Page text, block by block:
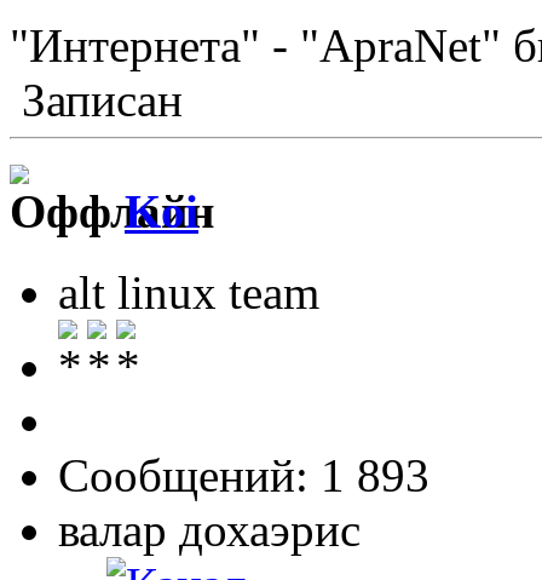
"Интернета" - "ApraNet"
Записан
Koi
alt linux team
Сообщений: 1 893
валар дохаэрис